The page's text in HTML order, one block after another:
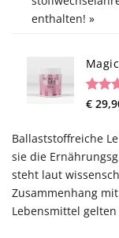
enthalten! »
34
ratings
€
Ballaststoffreiche
sie die
steht laut
Zusammenhang
Lebensmittel